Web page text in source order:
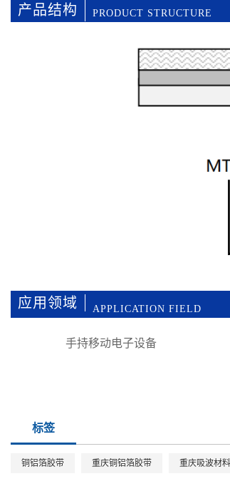
产品结构 PRODUCT STRUCTURE
应用领域 APPLICATION FIELD
手持移动电子设备
标签
铜铝箔胶带 重庆铜铝箔胶带 重庆吸波材